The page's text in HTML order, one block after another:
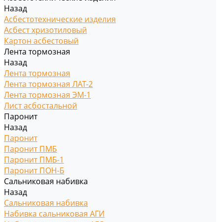
Назад
Асбестотехнические изделия
Асбест хризотиловый
Картон асбестовый
Лента тормозная
Назад
Лента тормозная
Лента тормозная ЛАТ-2
Лента тормозная ЭМ-1
Лист асбостальной
Паронит
Назад
Паронит
Паронит ПМБ
Паронит ПМБ-1
Паронит ПОН-Б
Сальниковая набивка
Назад
Сальниковая набивка
Набивка сальниковая АГИ